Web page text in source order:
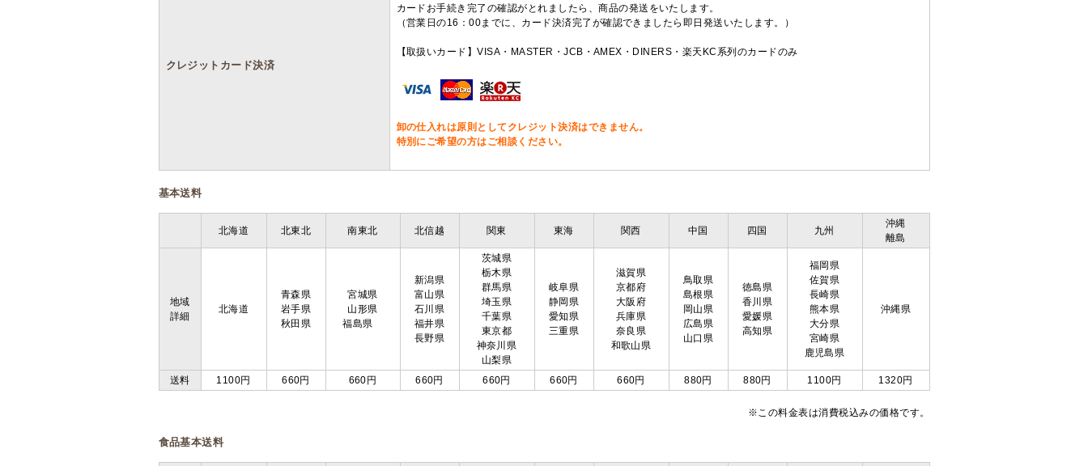
クレジットカード決済
カードお手続き完了の確認がとれましたら、商品の発送をいたします。
（営業日の16：00までに、カード決済完了が確認できましたら即日発送いたします。）
【取扱いカード】VISA・MASTER・JCB・AMEX・DINERS・楽天KC系列のカードのみ
卸の仕入れは原則としてクレジット決済はできません。
特別にご希望の方はご相談ください。
基本送料
北海道 北東北 南東北 北信越 関東 東海 関西 中国 四国 九州
沖縄
離島
地域
詳細
北海道
青森県
岩手県
秋田県
宮城県
山形県
福島県
新潟県
富山県
石川県
福井県
長野県
茨城県
栃木県
群馬県
埼玉県
千葉県
東京都
神奈川県
山梨県
岐阜県
静岡県
愛知県
三重県
滋賀県
京都府
大阪府
兵庫県
奈良県
和歌山県
鳥取県
島根県
岡山県
広島県
山口県
徳島県
香川県
愛媛県
高知県
福岡県
佐賀県
長崎県
熊本県
大分県
宮崎県
鹿児島県
沖縄県
送料 1100円 660円 660円 660円 660円 660円 660円 880円 880円 1100円 1320円
※この料金表は消費税込みの価格です。
食品基本送料